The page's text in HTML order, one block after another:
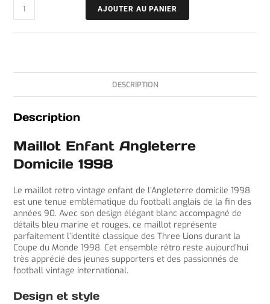
AJOUTER AU PANIER
DESCRIPTION
Description
Maillot Enfant Angleterre
Domicile 1998
Le maillot retro vintage enfant de l’Angleterre domicile 1998
est une tenue emblématique du football anglais de la fin des
années 90. Avec son design élégant blanc accompagné de
détails bleu marine et rouges, ce maillot représente
parfaitement l’identité classique des Three Lions durant la
Coupe du Monde 1998. Cet ensemble rétro reste aujourd’hui
très apprécié des jeunes supporters et des passionnés de
football vintage international.
Design et style